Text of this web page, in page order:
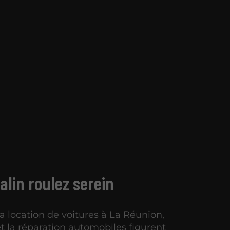
roulez serein
location de voitures à La Réunion,
la réparation automobiles figurent